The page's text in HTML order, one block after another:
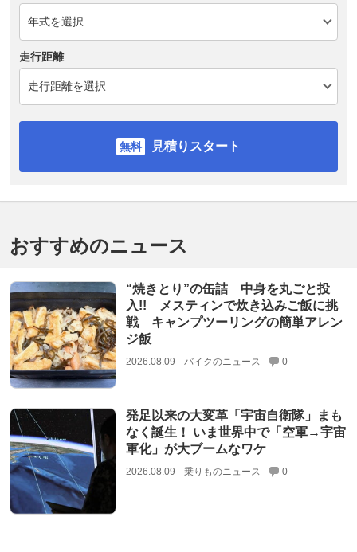
走行距離
見積りスタート
おすすめのニュース
“焼きとり”の缶詰 中身を丸ごと投
入!! メスティンで炊き込みご飯に挑
戦 キャンプツーリングの簡単アレン
ジ飯
2026.08.09 バイクのニュース 0
発足以来の大変革「宇宙自衛隊」まも
なく誕生！ いま世界中で「空軍→宇宙
軍化」が大ブームなワケ
2026.08.09 乗りものニュース 0